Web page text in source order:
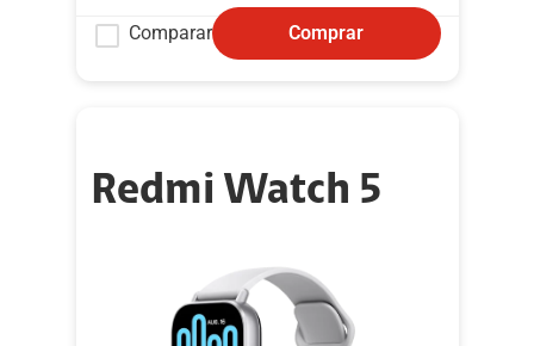
Comparar Comprar
Redmi Watch 5